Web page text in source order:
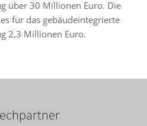
über 30 Millionen Euro. Die
für das gebäudeintegrierte
2,3 Millionen Euro.